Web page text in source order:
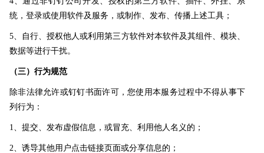
统，登录或使用软件及服务，或制作、发布、传播上述工具；
5、自行、授权他人或利用第三方软件对本软件及其组件、模块、
数据等进行干扰。
（三）行为规范
除非法律允许或钉钉书面许可，您使用本服务过程中不得从事下
列行为：
1、提交、发布虚假信息，或冒充、利用他人名义的；
2、诱导其他用户点击链接页面或分享信息的；